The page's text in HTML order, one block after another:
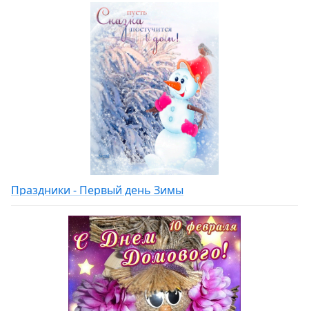
Праздники - Первый день Зимы